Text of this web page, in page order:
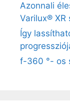
Azonnali
Varilux® XR
Így
f-360 °- os